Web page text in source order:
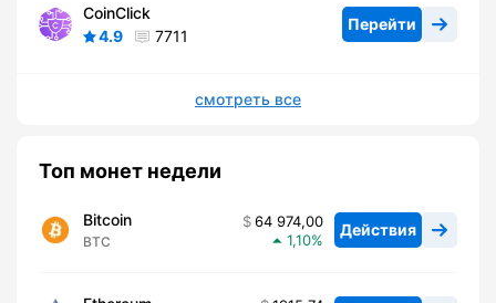
CoinClick
4.9
7711
Перейти
смотреть все
Топ монет недели
Bitcoin
BTC
64 974,00
1,10
Действия